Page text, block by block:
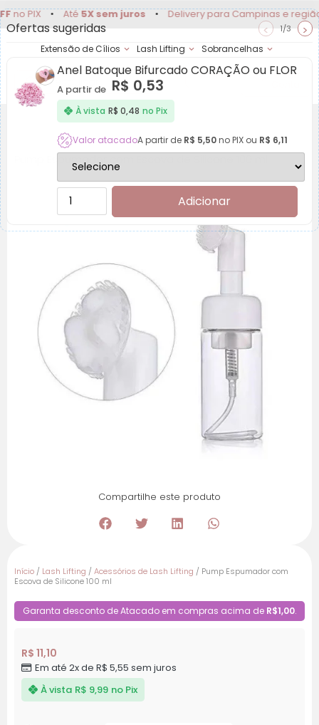
• Até5X sem juros • Delivery para Campinas e região
Extensão de Cílios Lash Lifting Sobrancelhas
Achadinhos Minha
Pump Espumador com Escova de Silicone 100 ml
Compartilhe este produto
Início / Lash Lifting / Acessórios de Lash Lifting / Pump Espumador com
Escova de Silicone 100 ml
Garanta desconto de Atacado em compras acima de R$1,00.
R$ 11,10
Em até 2x de R$ 5,55 sem juros
À vista R$ 9,99 no Pix
Ofertas sugeridas < 1/3 >
Anel Batoque Bifurcado CORAÇÃO ou FLOR
A partir de R$ 0,53
À vista R$ 0,48 no Pix
Valor atacadoA partir de R$ 5,50no PIX ou R$ 6,11
Adicionar